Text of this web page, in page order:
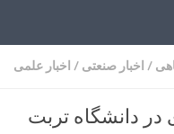
/ اخبار صنعتی / اخبار علمی
در دانشگاه تربت